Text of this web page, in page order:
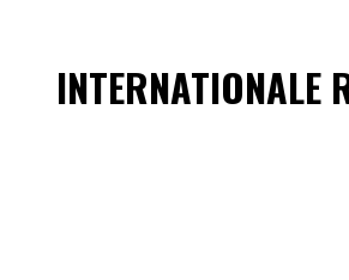
INTERNATIONALE